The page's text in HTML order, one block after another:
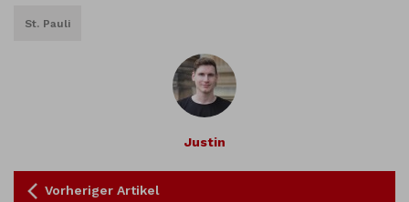
St. Pauli
Justin
Vorheriger Artikel